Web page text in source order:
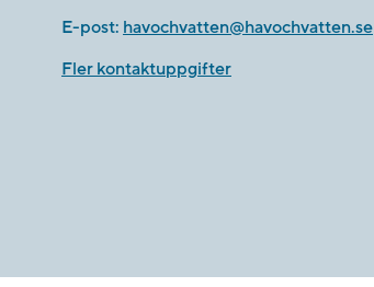
E-post: havochvatten@havochvatten.se
Fler kontaktuppgifter